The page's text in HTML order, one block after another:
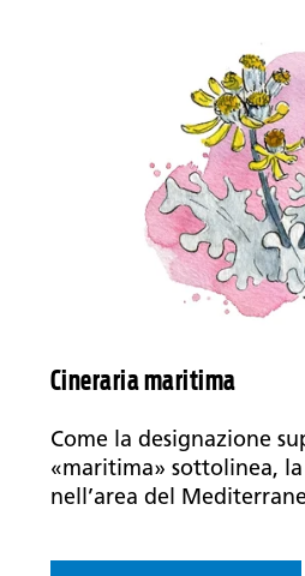
Cineraria maritima
Come la designazione
«maritima» sottolinea,
nell’area del